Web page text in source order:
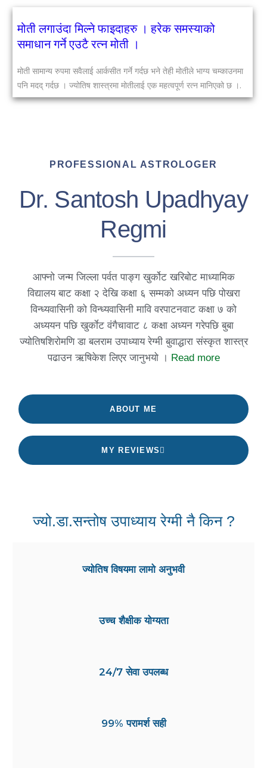
मोती लगाउंदा मिल्ने फाइदाहरु । हरेक समस्याको
समाधान गर्ने एउटै रत्न मोती ।
मोती सामान्य रुपमा सवैलाई आर्कसीत गर्ने गर्दछ भने तेही मोतीले भाग्य चम्काउनमा
पनि मदद् गर्दछ । ज्योतिष शास्त्रमा मोतीलाई एक महत्वपूर्ण रत्न मानिएको छ ।.
PROFESSIONAL ASTROLOGER
Dr. Santosh Upadhyay
Regmi
आफ्नो जन्म जिल्ला पर्वत पाङ्ग खुर्कोट खरिबोट माध्यामिक
विद्यालय बाट कक्षा २ देखि कक्षा ६ सम्मको अध्यन पछि पोखरा
विन्ध्यवासिनी को विन्ध्यवासिनी मावि वरपाटनवाट कक्षा ७ को
अध्ययन पछि खुर्काेट वंगैचावाट ८ कक्षा अध्यन गरेपछि बुबा
ज्योतिषशिरोमणि डा बलराम उपाध्याय रेग्मी बुवाद्धारा संस्कृत शास्त्र
पढाउन ऋषिकेश लिएर जानुभयो । Read more
ABOUT ME
MY REVIEWS
ज्यो.डा.सन्तोष उपाध्याय रेग्मी नै किन ?
ज्योतिष विषयमा लामो अनुभवी
उच्च शैक्षीक योग्यता
24/7 सेवा उपलब्ध
99% परामर्श सही